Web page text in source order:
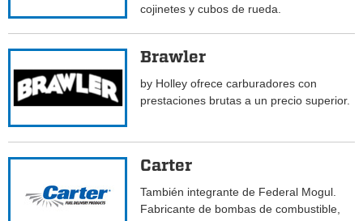
cojinetes y cubos de rueda.
Brawler
by Holley ofrece carburadores con
prestaciones brutas a un precio superior.
Carter
También integrante de Federal Mogul.
Fabricante de bombas de combustible,